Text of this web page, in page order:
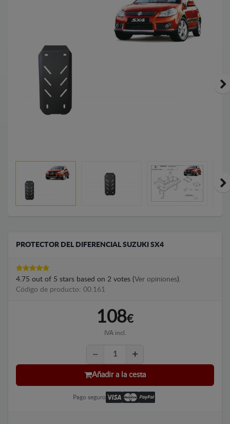
PROTECTOR DEL DIFERENCIAL SUZUKI SX4
4.75 out of 5 stars based on 2 votes (Ver opiniones).
Código de producto: 00.161
108€
IVA incl.
Añadir a la cesta
Pago seguro